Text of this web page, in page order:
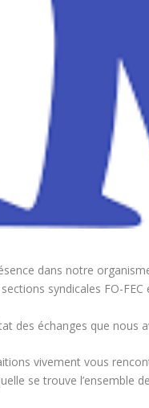
dans notre
syndicales FO-
des échanges que nous
vivement vous
se trouve l’ensemble